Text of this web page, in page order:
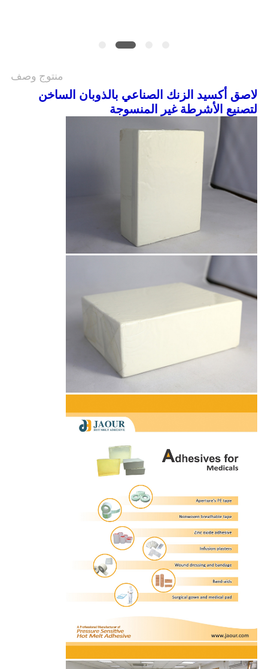
منتوج وصف
لاصق أكسيد الزنك الصناعي بالذوبان الساخن
لتصنيع الأشرطة غير المنسوجة